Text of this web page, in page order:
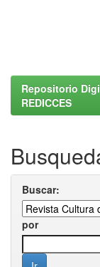
Repositorio
REDICCES
Buscar:
por